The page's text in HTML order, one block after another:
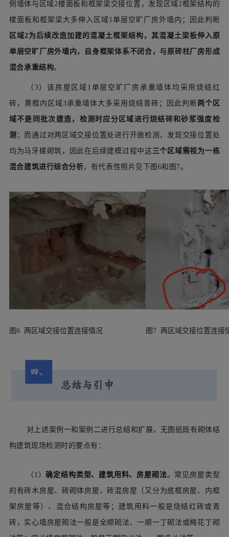
侧墙体与区域2楼面板和框架梁交接位置，发现区域2框架结构的
楼面板和框架梁大多伸入区域1单层空旷厂房外墙内；因此判断
区域2为后续改造加建的混凝土框架结构，其混凝土梁板伸入原
单层空旷厂房外墙内，自身框架体系不闭合，与原砖柱厂房形成
混合承重结构。
（3）该房屋区域1单层空旷厂房承重墙体均采用烧结红
砖，黄框内区域3承重墙体大多采用烧结青砖；因此判断两个区
域不是同批次建造，检测时应分区域进行烧结砖和砂浆强度检
测 ；而通过对两区域交接位置处进行开凿检测，发现交接位置处
均为马牙槎砌筑，因此在后续建模过程中这三个区域需视为一栋
混合建筑进行综合分析，有代表性照片见下图6和图7。
图6 两区域交接位置连接情况 图7 两区域交接位置连接
对上述案例一和案例二进行总结和扩展，无图纸既有砌体结
构建筑现场检测时的要点有：
（ 1）确定结构类型、建筑用料、房屋砌法。 常见 房屋类型
的有砖木房屋、砖砌体房屋、砖混房屋（又分为底框房屋、内框
架房屋等）、混合结构房屋等；建筑用料一般是烧结红砖或青
砖， 实心墙房屋砌法一般是全顺砌法、一顺一丁砌法或梅花丁砌